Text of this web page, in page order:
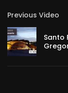
Previous Video
Santo